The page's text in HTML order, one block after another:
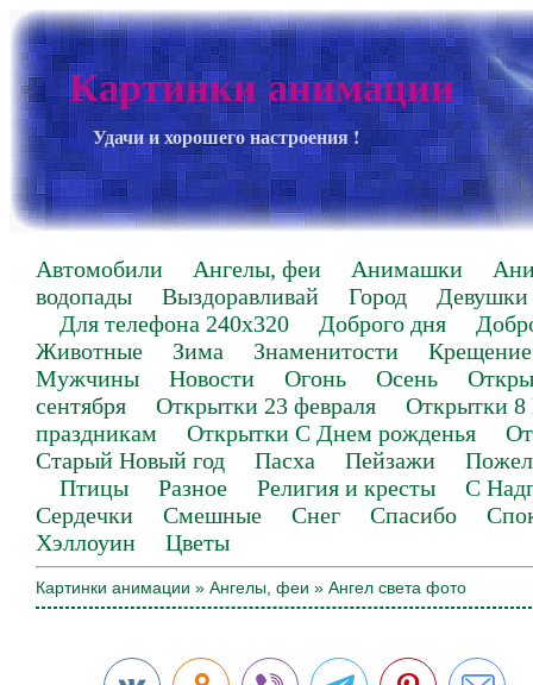
Картинки анимации
Удачи и хорошего настроения !
Автомобили Ангелы, феи Анимашки
водопады
Выздоравливай Город
Девушки
Для телефона 240х320
Доброго дня
Животные
Зима Знаменитости
Крещение
Мужчины
Новости Огонь Осень
сентября
Открытки 23 февраля
Открытки 8
праздникам
Открытки С Днем рожденья
Старый Новый год
Пасха Пейзажи
Птицы
Разное Религия и кресты
С
Сердечки
Смешные Снег Спасибо
Хэллоуин
Цветы
Картинки анимации » Ангелы, феи » Ангел света фото